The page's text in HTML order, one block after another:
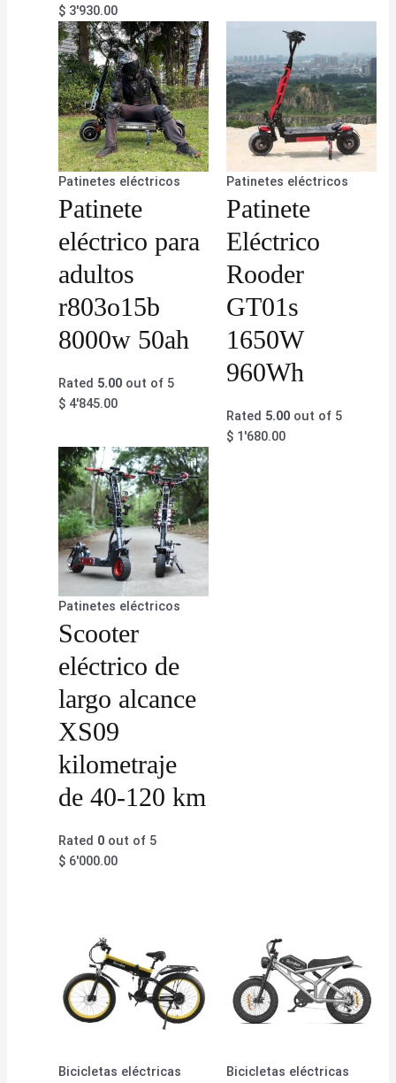
$ 3'930.00
Patinetes eléctricos
Patinete
eléctrico para
adultos
r803o15b
8000w 50ah
Rated 5.00 out of 5
$ 4'845.00
Patinetes eléctricos
Patinete
Eléctrico
Rooder
GT01s
1650W
960Wh
Rated 5.00out of 5
$1'680.00
Patinetes eléctricos
Scooter
eléctrico de
largo alcance
XS09
kilometraje
de 40-120 km
Rated 0 out of 5
$ 6'000.00
Bicicletas eléctricas Bicicletas eléctricas